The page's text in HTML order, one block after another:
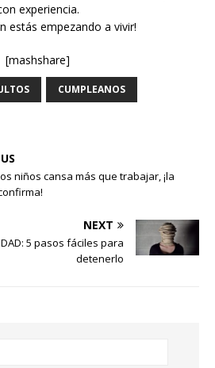
experiencia.
estás empezando a vivir!
[mashshare]
CUMPLEANOS
niños cansa más que trabajar, ¡la
NEXT
5 pasos fáciles para
detenerlo